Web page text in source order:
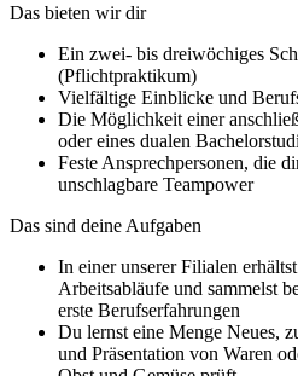
Das bieten wir dir
Ein zwei- bis dreiwöchiges
(Pflichtpraktikum)
Vielfältige Einblicke und
Die Möglichkeit einer
oder eines dualen
Feste Ansprechpersonen, die
unschlagbare Teampower
Das sind deine Aufgaben
In einer unserer Filialen
Arbeitsabläufe und sammelst
erste Berufserfahrungen
Du lernst eine Menge Neues,
und Präsentation von Waren